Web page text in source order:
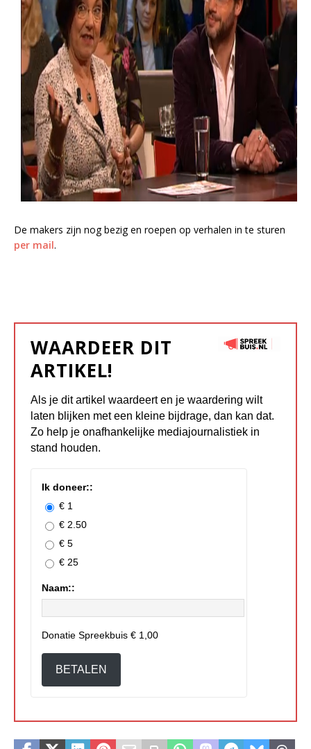
De makers zijn nog bezig en roepen op verhalen in te sturen
per mail.
WAARDEER DIT
ARTIKEL!
Als je dit artikel waardeert en je waardering wilt
laten blijken met een kleine bijdrage, dan kan dat.
Zo help je onafhankelijke mediajournalistiek in
stand houden.
Ik doneer::
€ 1
€ 2.50
€ 5
€ 25
Naam::
Donatie Spreekbuis € 1,00
BETALEN